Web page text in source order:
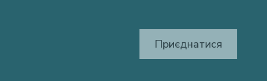
Приєднатися